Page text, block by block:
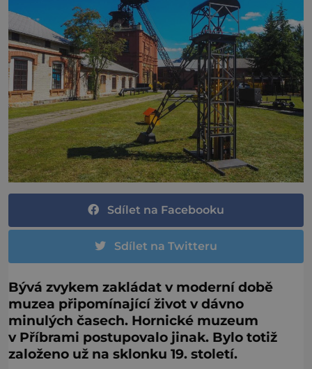
Sdílet na Facebooku
Sdílet na Twitteru
Bývá zvykem zakládat v moderní době
muzea připomínající život v dávno
minulých časech. Hornické muzeum
v Příbrami postupovalo jinak. Bylo totiž
založeno už na sklonku 19. století.